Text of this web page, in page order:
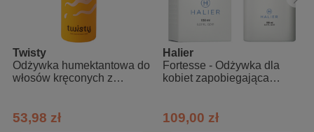
kosmetyk naturalny na bazie składników pochodzenia
roślinnego
kosmetyk wegański
nie zawiera alergenów i sztucznych barwników
łagodny dla skóry
pozostawia na włosach świeży, subtelny zapach białej herbaty
Twisty
Odżywka humektantowa do
włosów kręconych z
Twisty
53,98 zł
Halier
Fortesse - Odżywka dla
kobiet zapobiegająca
109,00 zł